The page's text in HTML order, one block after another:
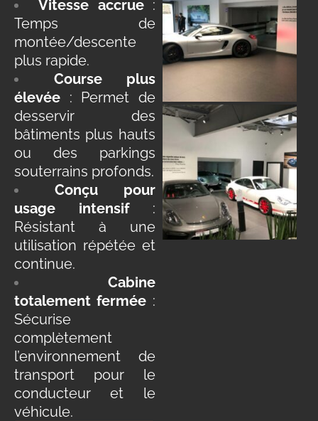
Vitesse accrue:
Temps de
montée/descente
plus rapide.
Course plus
élevée : Permet de
desservir des
bâtiments plus hauts
ou des parkings
souterrains profonds.
Conçu pour
usage intensif:
Résistant à une
utilisation répétée et
continue.
Cabine
totalement fermée :
Sécurise
complètement
l’environnement de
transport pour le
conducteur et le
véhicule.